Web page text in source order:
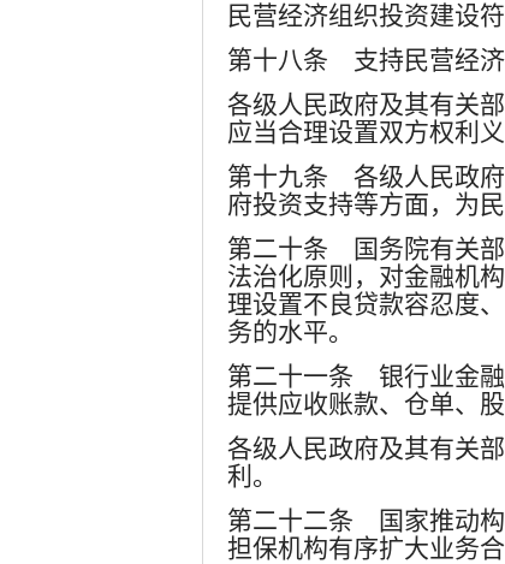
民营经济组织投资建设
第十八条 支持民营经济
各级人民政府及其有关
应当合理设置双方权利
第十九条 各级人民政府
府投资支持等方面，为
第二十条 国务院有关部
法治化原则，对金融机
理设置不良贷款容忍度
务的水平。
第二十一条 银行业金融
提供应收账款、仓单、
各级人民政府及其有关
利。
第二十二条 国家推动构
担保机构有序扩大业务